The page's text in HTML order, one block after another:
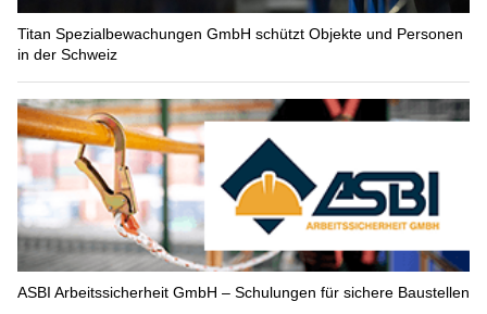
Titan Spezialbewachungen GmbH schützt Objekte und Personen
in der Schweiz
ASBI Arbeitssicherheit GmbH – Schulungen für sichere Baustellen